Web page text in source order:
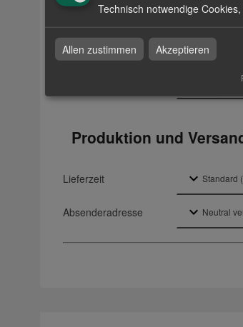
Druckdaten überprüfen
Produktion und
Lieferzeit
Absenderadresse
Technisch notwendige
Allen zustimmen Akzeptieren